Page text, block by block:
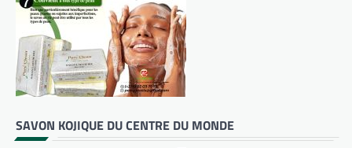
SAVON KOJIQUE DU CENTRE DU MONDE